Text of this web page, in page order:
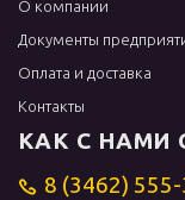
О компании
Документы
Оплата и доставка
Контакты
КАК С НАМИ
8 (3462)